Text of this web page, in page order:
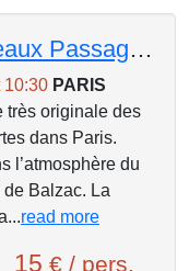
Les plus beaux Passages Couverts Du Palais-Royal aux Grands-boulevards.
10:30 PARIS
très originale des
dans Paris.
l’atmosphère du
de Balzac. La
read more
15 € / pers.